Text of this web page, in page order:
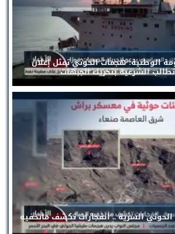
الوطنية: هجمات الحوثي تمثل إعلان
الشرعية بتحريك الجبهات
السرية .. انفجارات تكشف ماتخفيه